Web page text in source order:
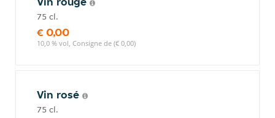
75 cl.
€ 0,00
10,0 % vol, Consigne de (€ 0,00)
Vin rosé
75 cl.